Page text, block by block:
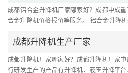
成都铝合金升降机厂家哪家好？成都中成
合金升降机价格报价等服务。 铝合金升降
成都升降机生产厂家
成都升降机厂家哪家好？成都升降机厂家
行研发生产的产品有升降机、液压升降平